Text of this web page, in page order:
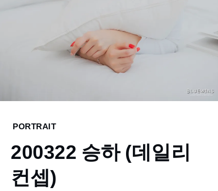
Home
3
월
200322
승하
PORTRAIT
200322 승하 (데일리
컨셉)